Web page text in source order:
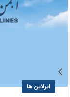
ایرلاین ها